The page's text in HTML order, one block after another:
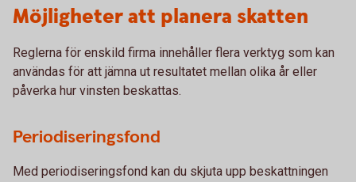
Möjligheter att planera skatten
Reglerna för enskild firma innehåller flera verktyg som kan
användas för att jämna ut resultatet mellan olika år eller
påverka hur vinsten beskattas.
Periodiseringsfond
Med periodiseringsfond kan du skjuta upp beskattningen